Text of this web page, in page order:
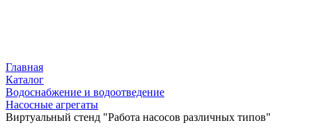
Главная
Каталог
Водоснабжение и водоотведение
Насосные агрегаты
Виртуальный стенд "Работа насосов различных типов"